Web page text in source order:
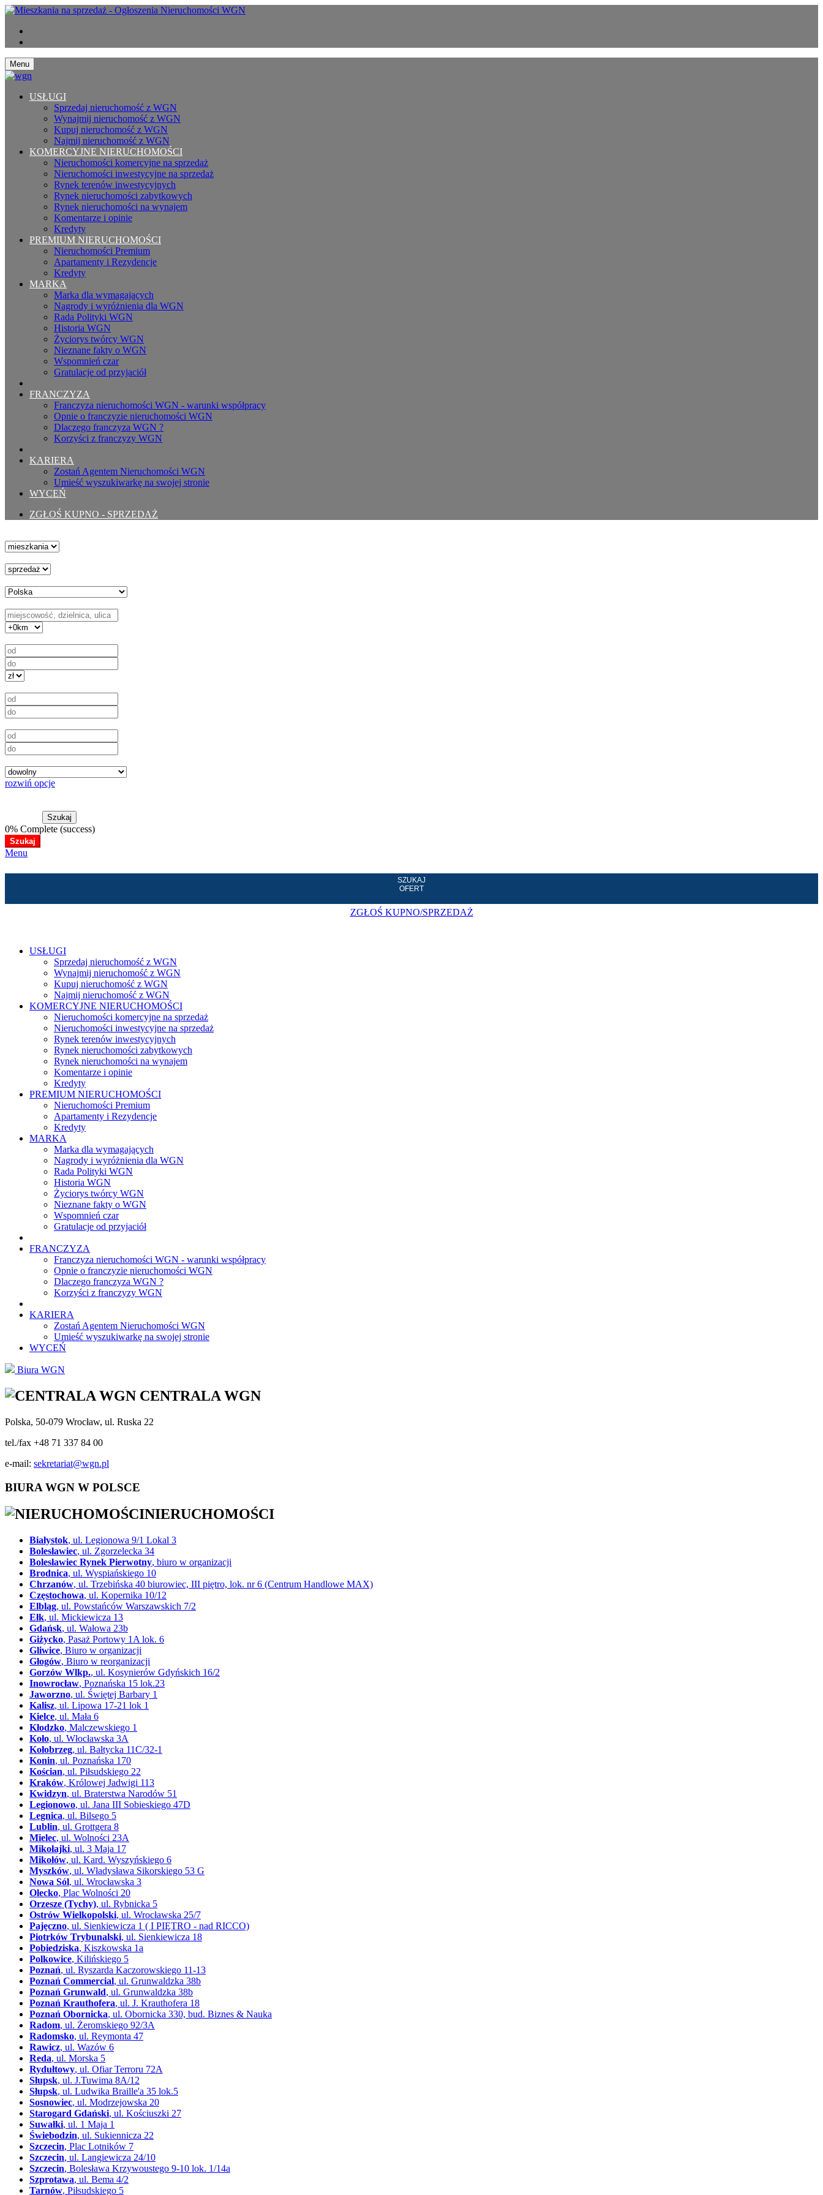
Menu
USŁUGI
Sprzedaj nieruchomość z WGN
Wynajmij nieruchomość z WGN
Kupuj nieruchomość z WGN
Najmij nieruchomość z WGN
KOMERCYJNE NIERUCHOMOŚCI
Nieruchomości komercyjne na sprzedaż
Nieruchomości inwestycyjne na sprzedaż
Rynek terenów inwestycyjnych
Rynek nieruchomości zabytkowych
Rynek nieruchomości na wynajem
Komentarze i opinie
Kredyty
PREMIUM NIERUCHOMOŚCI
Nieruchomości Premium
Apartamenty i Rezydencje
Kredyty
MARKA
Marka dla wymagających
Nagrody i wyróżnienia dla WGN
Rada Polityki WGN
Historia WGN
Życiorys twórcy WGN
Nieznane fakty o WGN
Wspomnień czar
Gratulacje od przyjaciół
FRANCZYZA
Franczyza nieruchomości WGN - warunki współpracy
Opnie o franczyzie nieruchomości WGN
Dlaczego franczyza WGN ?
Korzyści z franczyzy WGN
KARIERA
Zostań Agentem Nieruchomości WGN
Umieść wyszukiwarkę na swojej stronie
WYCEŃ
ZGŁOŚ KUPNO - SPRZEDAŻ
rozwiń opcje
Szukaj
0% Complete (success)
Szukaj
Menu
SZUKAJ
OFERT
ZGŁOŚ KUPNO/SPRZEDAŻ
USŁUGI
Sprzedaj nieruchomość z WGN
Wynajmij nieruchomość z WGN
Kupuj nieruchomość z WGN
Najmij nieruchomość z WGN
KOMERCYJNE NIERUCHOMOŚCI
Nieruchomości komercyjne na sprzedaż
Nieruchomości inwestycyjne na sprzedaż
Rynek terenów inwestycyjnych
Rynek nieruchomości zabytkowych
Rynek nieruchomości na wynajem
Komentarze i opinie
Kredyty
PREMIUM NIERUCHOMOŚCI
Nieruchomości Premium
Apartamenty i Rezydencje
Kredyty
MARKA
Marka dla wymagających
Nagrody i wyróżnienia dla WGN
Rada Polityki WGN
Historia WGN
Życiorys twórcy WGN
Nieznane fakty o WGN
Wspomnień czar
Gratulacje od przyjaciół
FRANCZYZA
Franczyza nieruchomości WGN - warunki współpracy
Opnie o franczyzie nieruchomości WGN
Dlaczego franczyza WGN ?
Korzyści z franczyzy WGN
KARIERA
Zostań Agentem Nieruchomości WGN
Umieść wyszukiwarkę na swojej stronie
WYCEŃ
Biura WGN
CENTRALA WGN
Polska, 50-079 Wrocław, ul. Ruska 22
tel./fax +48 71 337 84 00
e-mail: sekretariat@wgn.pl
BIURA WGN W POLSCE
NIERUCHOMOŚCI
Białystok, ul. Legionowa 9/1 Lokal 3
Bolesławiec, ul. Zgorzelecka 34
Bolesławiec Rynek Pierwotny, biuro w organizacji
Brodnica, ul. Wyspiańskiego 10
Chrzanów, ul. Trzebińska 40 biurowiec, III piętro, lok. nr 6 (Centrum Handlowe MAX)
Częstochowa, ul. Kopernika 10/12
Elbląg, ul. Powstańców Warszawskich 7/2
Ełk, ul. Mickiewicza 13
Gdańsk, ul. Wałowa 23b
Giżycko, Pasaż Portowy 1A lok. 6
Gliwice, Biuro w organizacji
Głogów, Biuro w reorganizacji
Gorzów Wlkp., ul. Kosynierów Gdyńskich 16/2
Inowrocław, Poznańska 15 lok.23
Jaworzno, ul. Świętej Barbary 1
Kalisz, ul. Lipowa 17-21 lok 1
Kielce, ul. Mała 6
Kłodzko, Malczewskiego 1
Koło, ul. Włocławska 3A
Kołobrzeg, ul. Bałtycka 11C/32-1
Konin, ul. Poznańska 170
Kościan, ul. Piłsudskiego 22
Kraków, Królowej Jadwigi 113
Kwidzyn, ul. Braterstwa Narodów 51
Legionowo, ul. Jana III Sobieskiego 47D
Legnica, ul. Bilsego 5
Lublin, ul. Grottgera 8
Mielec, ul. Wolności 23A
Mikołajki, ul. 3 Maja 17
Mikołów, ul. Kard. Wyszyńskiego 6
Myszków, ul. Władysława Sikorskiego 53 G
Nowa Sól, ul. Wrocławska 3
Olecko, Plac Wolności 20
Orzesze (Tychy), ul. Rybnicka 5
Ostrów Wielkopolski, ul. Wrocławska 25/7
Pajęczno, ul. Sienkiewicza 1 ( I PIĘTRO - nad RICCO)
Piotrków Trybunalski, ul. Sienkiewicza 18
Pobiedziska, Kiszkowska 1a
Polkowice, Kilińskiego 5
Poznań, ul. Ryszarda Kaczorowskiego 11-13
Poznań Commercial, ul. Grunwaldzka 38b
Poznań Grunwald, ul. Grunwaldzka 38b
Poznań Krauthofera, ul. J. Krauthofera 18
Poznań Obornicka, ul. Obornicka 330, bud. Biznes & Nauka
Radom, ul. Żeromskiego 92/3A
Radomsko, ul. Reymonta 47
Rawicz, ul. Wazów 6
Reda, ul. Morska 5
Rydułtowy, ul. Ofiar Terroru 72A
Słupsk, ul. J.Tuwima 8A/12
Słupsk, ul. Ludwika Braille'a 35 lok.5
Sosnowiec, ul. Modrzejowska 20
Starogard Gdański, ul. Kościuszki 27
Suwałki, ul. 1 Maja 1
Świebodzin, ul. Sukiennicza 22
Szczecin, Plac Lotników 7
Szczecin, ul. Langiewicza 24/10
Szczecin, Bolesława Krzywoustego 9-10 lok. 1/14a
Szprotawa, ul. Bema 4/2
Tarnów, Piłsudskiego 5